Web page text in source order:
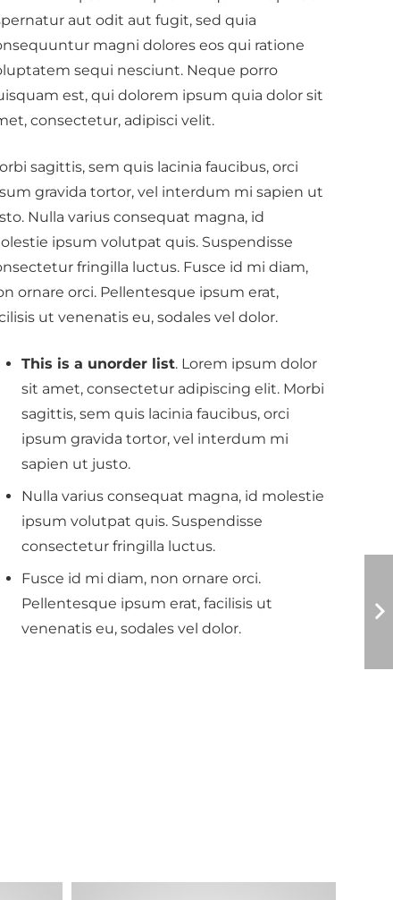
aut odit aut fugit, sed quia
magni dolores eos qui ratione
sequi nesciunt. Neque porro
est, qui dolorem ipsum quia dolor sit
consectetur, adipisci velit.
sagittis, sem quis lacinia faucibus, orci
gravida tortor, vel interdum mi sapien ut
Nulla varius consequat magna, id
ipsum volutpat quis. Suspendisse
fringilla luctus. Fusce id mi diam,
ornare orci. Pellentesque ipsum erat,
ut venenatis eu, sodales vel dolor.
This is a unorder list. Lorem ipsum dolor
sit amet, consectetur adipiscing elit. Morbi
sagittis, sem quis lacinia faucibus, orci
ipsum gravida tortor, vel interdum mi
sapien ut justo.
Nulla varius consequat magna, id molestie
ipsum volutpat quis. Suspendisse
consectetur fringilla luctus.
Fusce id mi diam, non ornare orci.
Pellentesque ipsum erat, facilisis ut
venenatis eu, sodales vel dolor.